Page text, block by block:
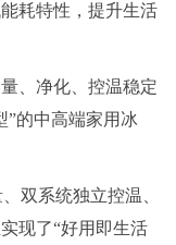
耗特性，提升生活
、净化、控温稳定
”的中高端家用冰
双系统独立控温、
现了“好用即生活